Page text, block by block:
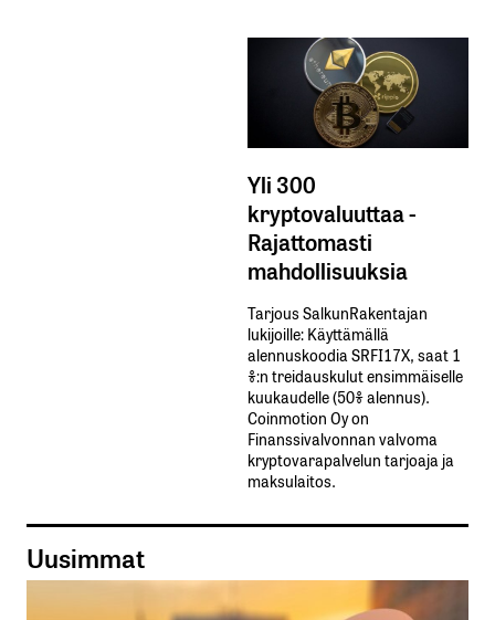
Yli 300
kryptovaluuttaa -
Rajattomasti
mahdollisuuksia
Tarjous SalkunRakentajan
lukijoille: Käyttämällä​ ​
alennuskoodia​ ​SRFI17X,​ ​saat​ ​1
%:n treidauskulut​ ​ensimmäiselle​ ​
kuukaudelle​ ​(50%​ ​alennus).
Coinmotion Oy on
Finanssivalvonnan valvoma
kryptovarapalvelun tarjoaja ja
maksulaitos.
Uusimmat